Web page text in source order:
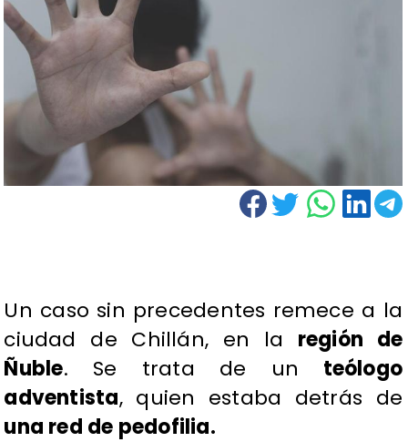
Un caso sin precedentes remece a la
ciudad de Chillán, en la región de
Ñuble. Se trata de un teólogo
adventista, quien estaba detrás de
una red de pedofilia.